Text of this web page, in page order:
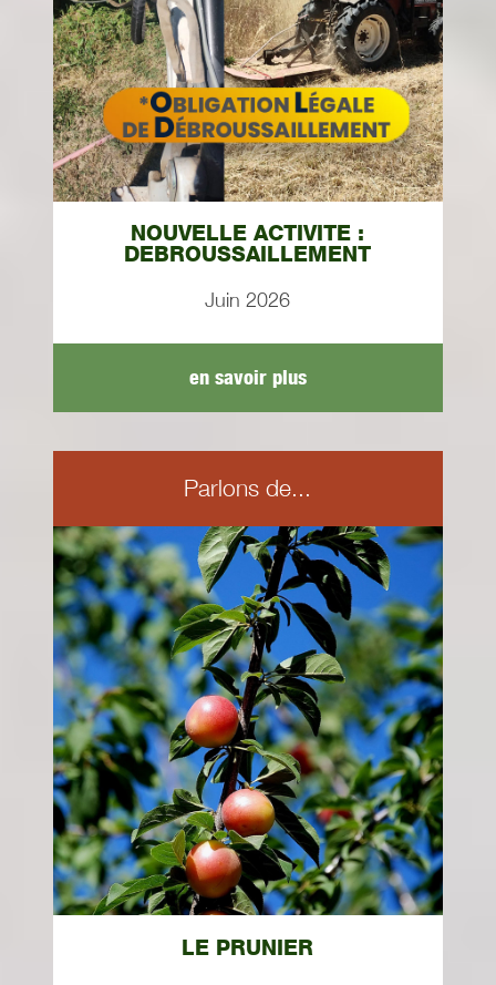
NOUVELLE ACTIVITE :
DEBROUSSAILLEMENT
Juin 2026
en savoir plus
Parlons de...
LE PRUNIER